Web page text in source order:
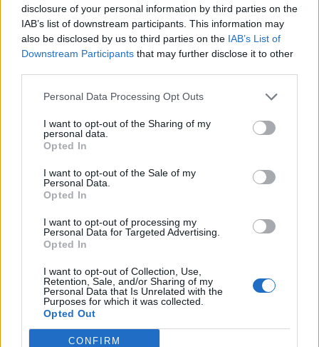
disclosure of your personal information by third parties on the
IAB’s list of downstream participants. This information may
also be disclosed by us to third parties on the IAB’s List of
Downstream Participants that may further disclose it to other
Personal Data Processing Opt Outs
I want to opt-out of the Sharing of my
personal data.
Opted In
I want to opt-out of the Sale of my
Personal Data.
Opted In
I want to opt-out of processing my
Personal Data for Targeted Advertising.
Opted In
I want to opt-out of Collection, Use,
Retention, Sale, and/or Sharing of my
Personal Data that Is Unrelated with the
Purposes for which it was collected.
Opted Out
CONFIRM
Πωλήτρια σε βρετανικό αεροδρόμιο η 46χρονη που
κατηγορείται για την υπόθεση της Marfin
17:28
Πέθανε το άσπρο κουτάβι που συμβίωνε με αγέλη λύκων
ΟΠΕΚΑ: Πότε θα γίνει η δεύτερη πληρωμή των δικαιούχων
του Λογαριασμού Αγροτικής Εστίας
Προσωρινή διακοπή κυκλοφορίας την Παρασκευή στον
Ο Βλαδίμηρος Κυριακίδης στο πλευρό των παιδιών του
ΠΑΓΝΗ για 5η χρονιά